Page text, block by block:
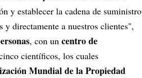
y establecer la cadena de suministro
y directamente a nuestros clientes",
, con un centro de
científicos, los cuales
Mundial de la Propiedad